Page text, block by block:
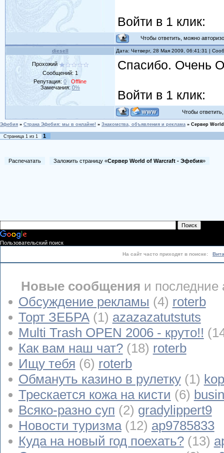
Войти в 1 клик:
Чтобы ответить, можно
diesell Дата: Четверг, 28 Мая 2009, 06:41:31 |
Прохожий
Сообщений: 1
Репутация:0
Offline
Замечания: 0%
Спасибо. Очень
Войти в 1 клик:
Чтобы
Эфебия » Страна Эфебия: мы в онлайне! » Знакомства, объявления и реклама » Сервер
Страница 1 из 1 1
Распечатать Заложить страницу «Сервер World of Warcraft - Эфебия»
Пользовательский поиск
На сайт часто приходят в поиске:
Новые сообщения и последние
Обсуждение рекламы (4) roterb
Торт ЗЕБРА (1) azazazatutstuts
Multi Trash OPEN 2006 - круто!!
Как вам наш чат? (18) roterb
Ищу тебя (6) roterb
Обмануть казино в рулетку (1)
Трескается кожа на кисти (6)
Всяко-разно суп (2) gradylippert9
Новости туризма (12) ap9785833
Куда на новый год поехать? (13)